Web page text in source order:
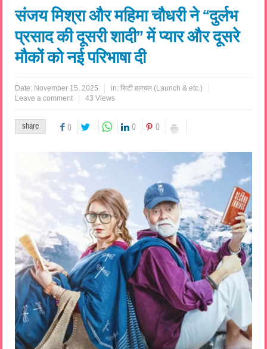
संजय मिश्रा और महिमा चौधरी ने “दुर्लभ
प्रसाद की दूसरी शादी” में प्यार और दूसरे
मौकों को नई परिभाषा दी
Date: November 15, 2025 in:सिटी हलचल (Launch & etc.)
Leave a comment
43 Views
share 0 0 0